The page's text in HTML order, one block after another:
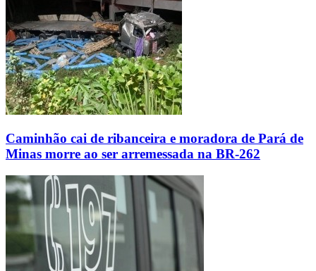
Caminhão cai de ribanceira e moradora de Pará de
Minas morre ao ser arremessada na BR-262